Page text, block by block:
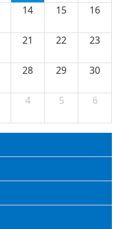
14 15 16
21 22 23
28 29 30
4 5 6